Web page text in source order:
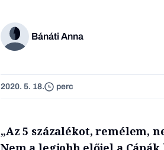
Bánáti Anna
2020. 5. 18. perc
„Az 5 százalékot, remélem,